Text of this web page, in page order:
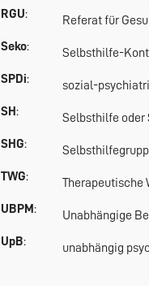
RGU:
Referat für
Seko:
Selbsthilfe-
SPDi:
sozial-
SH:
Selbsthilfe oder
SHG:
TWG:
Therapeutische
UBPM:
Unabhängige
UpB: unabhängig